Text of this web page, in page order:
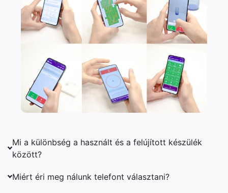
Mi a különbség a használt és a felújított készülék
között?
Miért éri meg nálunk telefont választani?